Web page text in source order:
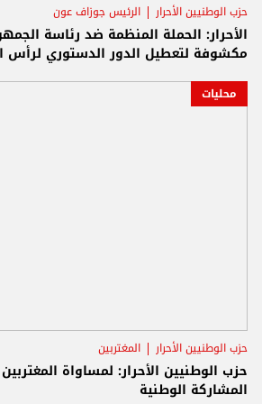
حزب الوطنيين الأحرار الرئيس جوزاف عون
الأحرار: الحملة المنظمة ضد رئاسة
مكشوفة لتعطيل الدور الدستوري لرأس
محليات
حزب الوطنيين الأحرار المغتربين
حزب الوطنيين الأحرار: لمساواة
المشاركة الوطنية